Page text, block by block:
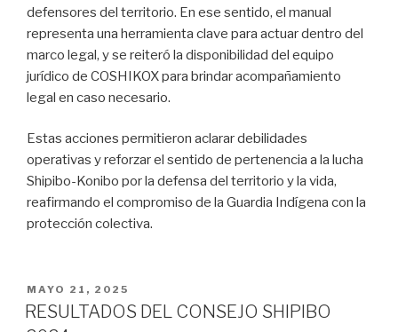
defensores del territorio. En ese sentido, el manual
representa una herramienta clave para actuar dentro del
marco legal, y se reiteró la disponibilidad del equipo
jurídico de COSHIKOX para brindar acompañamiento
legal en caso necesario.
Estas acciones permitieron aclarar debilidades
operativas y reforzar el sentido de pertenencia a la lucha
Shipibo-Konibo por la defensa del territorio y la vida,
reafirmando el compromiso de la Guardia Indígena con la
protección colectiva.
PUBLICADO
EL
MAYO 21, 2025
RESULTADOS DEL CONSEJO SHIPIBO